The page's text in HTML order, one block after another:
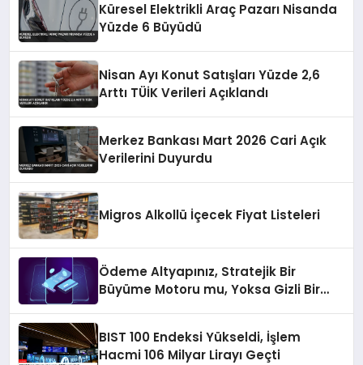
Küresel Elektrikli Araç Pazarı Nisanda
Yüzde 6 Büyüdü
Nisan Ayı Konut Satışları Yüzde 2,6
Arttı TÜİK Verileri Açıklandı
Merkez Bankası Mart 2026 Cari Açık
Verilerini Duyurdu
Migros Alkollü İçecek Fiyat Listeleri
Ödeme Altyapınız, Stratejik Bir
Büyüme Motoru mu, Yoksa Gizli Bir
BIST 100 Endeksi Yükseldi, İşlem
Hacmi 106 Milyar Lirayı Geçti